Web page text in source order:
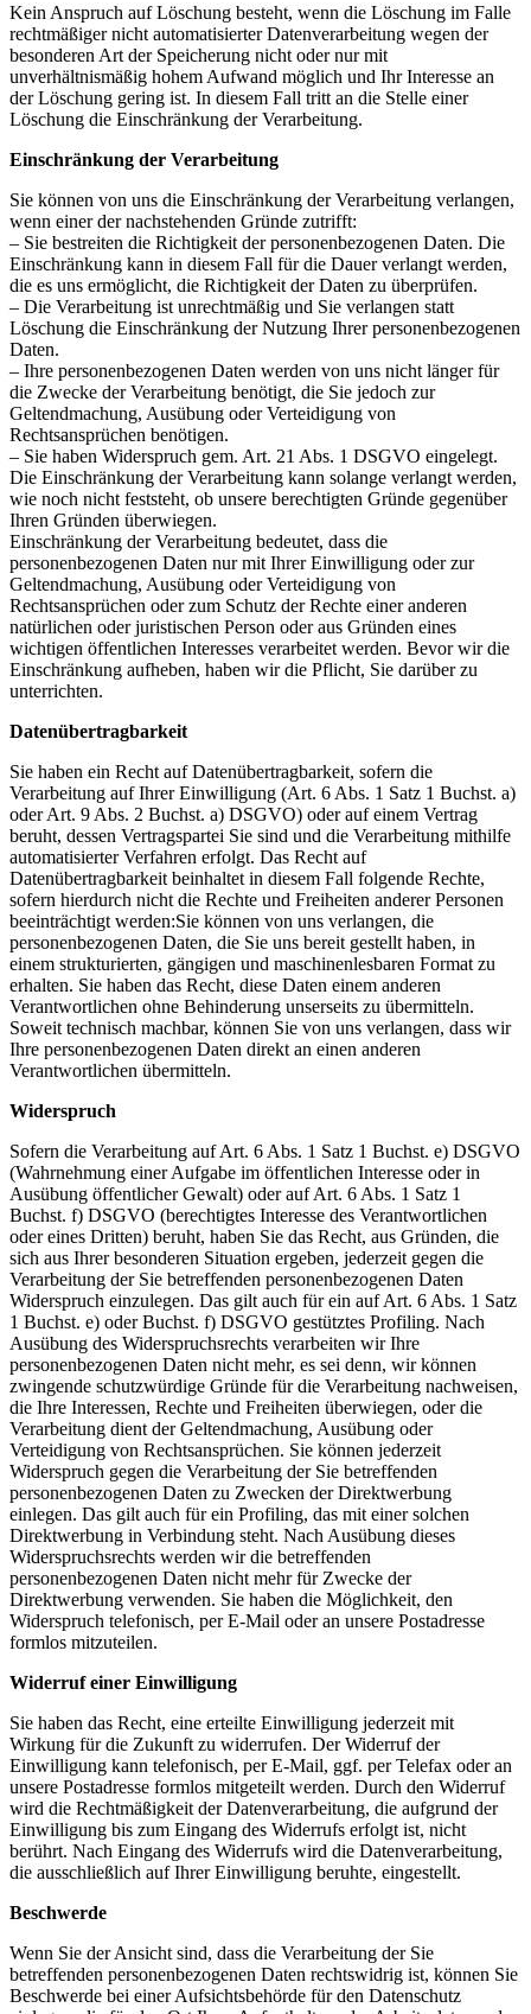
Kein Anspruch auf Löschung besteht, wenn die Löschung im Falle
rechtmäßiger nicht automatisierter Datenverarbeitung wegen der
besonderen Art der Speicherung nicht oder nur mit
unverhältnismäßig hohem Aufwand möglich und Ihr Interesse an
der Löschung gering ist. In diesem Fall tritt an die Stelle einer
Löschung die Einschränkung der Verarbeitung.
Einschränkung der Verarbeitung
Sie können von uns die Einschränkung der Verarbeitung verlangen,
wenn einer der nachstehenden Gründe zutrifft:
– Sie bestreiten die Richtigkeit der personenbezogenen Daten. Die
Einschränkung kann in diesem Fall für die Dauer verlangt werden,
die es uns ermöglicht, die Richtigkeit der Daten zu überprüfen.
– Die Verarbeitung ist unrechtmäßig und Sie verlangen statt
Löschung die Einschränkung der Nutzung Ihrer personenbezogenen
Daten.
– Ihre personenbezogenen Daten werden von uns nicht länger für
die Zwecke der Verarbeitung benötigt, die Sie jedoch zur
Geltendmachung, Ausübung oder Verteidigung von
Rechtsansprüchen benötigen.
– Sie haben Widerspruch gem. Art. 21 Abs. 1 DSGVO eingelegt.
Die Einschränkung der Verarbeitung kann solange verlangt werden,
wie noch nicht feststeht, ob unsere berechtigten Gründe gegenüber
Ihren Gründen überwiegen.
Einschränkung der Verarbeitung bedeutet, dass die
personenbezogenen Daten nur mit Ihrer Einwilligung oder zur
Geltendmachung, Ausübung oder Verteidigung von
Rechtsansprüchen oder zum Schutz der Rechte einer anderen
natürlichen oder juristischen Person oder aus Gründen eines
wichtigen öffentlichen Interesses verarbeitet werden. Bevor wir die
Einschränkung aufheben, haben wir die Pflicht, Sie darüber zu
unterrichten.
Datenübertragbarkeit
Sie haben ein Recht auf Datenübertragbarkeit, sofern die
Verarbeitung auf Ihrer Einwilligung (Art. 6 Abs. 1 Satz 1 Buchst. a)
oder Art. 9 Abs. 2 Buchst. a) DSGVO) oder auf einem Vertrag
beruht, dessen Vertragspartei Sie sind und die Verarbeitung mithilfe
automatisierter Verfahren erfolgt. Das Recht auf
Datenübertragbarkeit beinhaltet in diesem Fall folgende Rechte,
sofern hierdurch nicht die Rechte und Freiheiten anderer Personen
beeinträchtigt werden:Sie können von uns verlangen, die
personenbezogenen Daten, die Sie uns bereit gestellt haben, in
einem strukturierten, gängigen und maschinenlesbaren Format zu
erhalten. Sie haben das Recht, diese Daten einem anderen
Verantwortlichen ohne Behinderung unserseits zu übermitteln.
Soweit technisch machbar, können Sie von uns verlangen, dass wir
Ihre personenbezogenen Daten direkt an einen anderen
Verantwortlichen übermitteln.
Widerspruch
Sofern die Verarbeitung auf Art. 6 Abs. 1 Satz 1 Buchst. e) DSGVO
(Wahrnehmung einer Aufgabe im öffentlichen Interesse oder in
Ausübung öffentlicher Gewalt) oder auf Art. 6 Abs. 1 Satz 1
Buchst. f) DSGVO (berechtigtes Interesse des Verantwortlichen
oder eines Dritten) beruht, haben Sie das Recht, aus Gründen, die
sich aus Ihrer besonderen Situation ergeben, jederzeit gegen die
Verarbeitung der Sie betreffenden personenbezogenen Daten
Widerspruch einzulegen. Das gilt auch für ein auf Art. 6 Abs. 1 Satz
1 Buchst. e) oder Buchst. f) DSGVO gestütztes Profiling. Nach
Ausübung des Widerspruchsrechts verarbeiten wir Ihre
personenbezogenen Daten nicht mehr, es sei denn, wir können
zwingende schutzwürdige Gründe für die Verarbeitung nachweisen,
die Ihre Interessen, Rechte und Freiheiten überwiegen, oder die
Verarbeitung dient der Geltendmachung, Ausübung oder
Verteidigung von Rechtsansprüchen. Sie können jederzeit
Widerspruch gegen die Verarbeitung der Sie betreffenden
personenbezogenen Daten zu Zwecken der Direktwerbung
einlegen. Das gilt auch für ein Profiling, das mit einer solchen
Direktwerbung in Verbindung steht. Nach Ausübung dieses
Widerspruchsrechts werden wir die betreffenden
personenbezogenen Daten nicht mehr für Zwecke der
Direktwerbung verwenden. Sie haben die Möglichkeit, den
Widerspruch telefonisch, per E-Mail oder an unsere Postadresse
formlos mitzuteilen.
Widerruf einer Einwilligung
Sie haben das Recht, eine erteilte Einwilligung jederzeit mit
Wirkung für die Zukunft zu widerrufen. Der Widerruf der
Einwilligung kann telefonisch, per E-Mail, ggf. per Telefax oder an
unsere Postadresse formlos mitgeteilt werden. Durch den Widerruf
wird die Rechtmäßigkeit der Datenverarbeitung, die aufgrund der
Einwilligung bis zum Eingang des Widerrufs erfolgt ist, nicht
berührt. Nach Eingang des Widerrufs wird die Datenverarbeitung,
die ausschließlich auf Ihrer Einwilligung beruhte, eingestellt.
Beschwerde
Wenn Sie der Ansicht sind, dass die Verarbeitung der Sie
betreffenden personenbezogenen Daten rechtswidrig ist, können Sie
Beschwerde bei einer Aufsichtsbehörde für den Datenschutz